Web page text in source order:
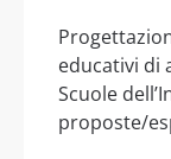
educativi di
Scuole
proposte/